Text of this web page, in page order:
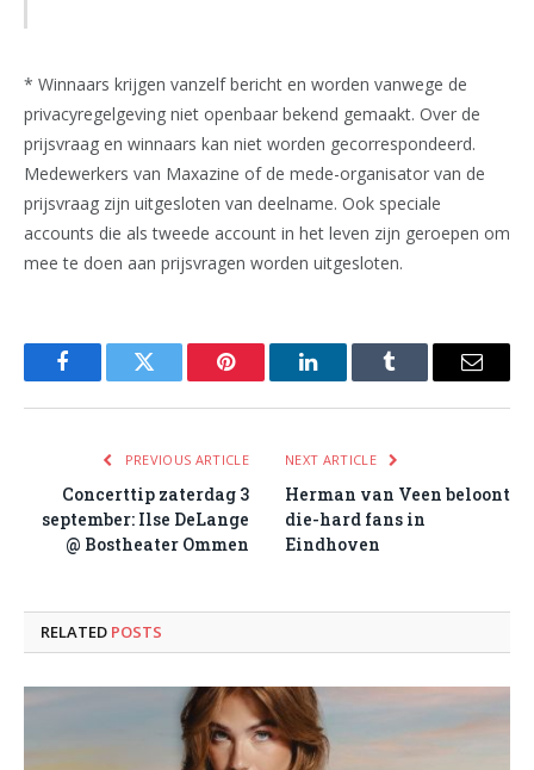
* Winnaars krijgen vanzelf bericht en worden vanwege de
privacyregelgeving niet openbaar bekend gemaakt. Over de
prijsvraag en winnaars kan niet worden gecorrespondeerd.
Medewerkers van Maxazine of de mede-organisator van de
prijsvraag zijn uitgesloten van deelname. Ook speciale
accounts die als tweede account in het leven zijn geroepen om
mee te doen aan prijsvragen worden uitgesloten.
FacebookTwitter Pinterest LinkedInTumblr Email
PREVIOUS ARTICLE
Concerttip zaterdag 3
september: Ilse DeLange
@ Bostheater Ommen
NEXT ARTICLE
Herman van Veen beloont
die-hard fans in
Eindhoven
RELATED POSTS